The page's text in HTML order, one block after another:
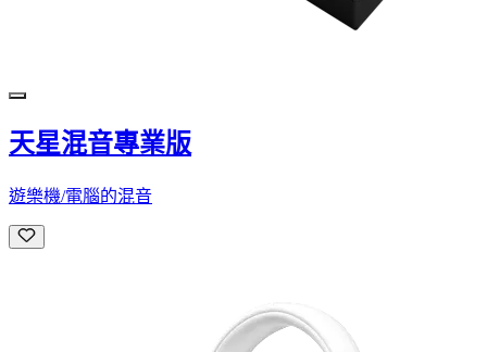
天星混音專業版
遊樂機/電腦的混音